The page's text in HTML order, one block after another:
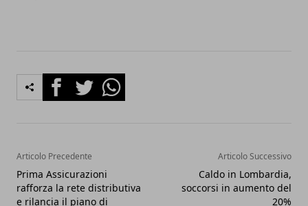
FacebookTwitterWhatsapp
Articolo Precedente
Prima Assicurazioni
rafforza la rete distributiva
e rilancia il piano di
Articolo Successivo
Caldo in Lombardia,
soccorsi in aumento del
20%